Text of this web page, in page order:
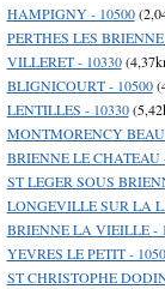
HAMPIGNY - 10500
PERTHES LES
VILLERET - 10330
BLIGNICOURT - 10500
LENTILLES - 10330
MONTMORENCY
BRIENNE LE CHATEAU
ST LEGER SOUS
LONGEVILLE SUR LA
BRIENNE LA VIEILLE -
YEVRES LE PETIT -
ST CHRISTOPHE